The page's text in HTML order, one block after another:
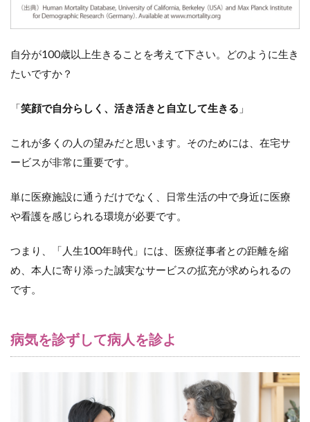
自分が100歳以上生きることを考えて下さい。どのように生き
たいですか？
「笑顔で自分らしく、活き活きと自立して生きる 」
これが多くの人の望みだと思います。そのためには、在宅サ
ービスが非常に重要です。
単に医療施設に通うだけでなく、日常生活の中で身近に医療
や看護を感じられる環境が必要です。
つまり、「人生100年時代」には、医療従事者との距離を縮
め、本人に寄り添った誠実なサービスの拡充が求められるの
です。
病気を診ずして病人を診よ